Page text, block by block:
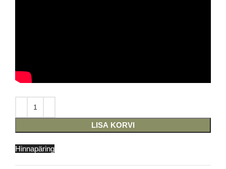
LISA KORVI
Hinnapäring